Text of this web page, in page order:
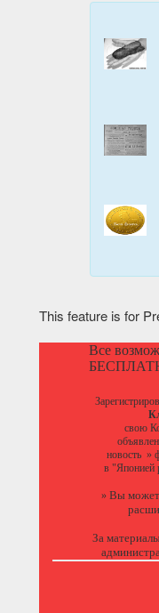
This feature is for
Все
свою
новость»
в "Японией
» Вы
За